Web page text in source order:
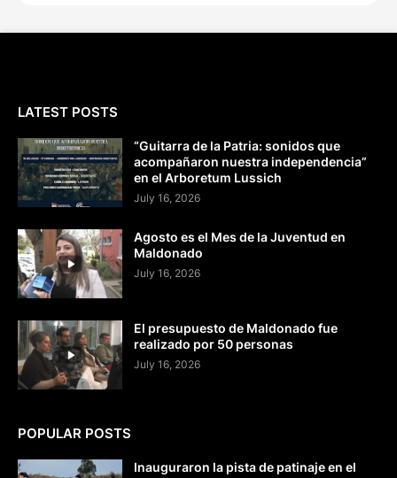
LATEST POSTS
“Guitarra de la Patria: sonidos que
acompañaron nuestra independencia”
en el Arboretum Lussich
July 16, 2026
Agosto es el Mes de la Juventud en
Maldonado
July 16, 2026
El presupuesto de Maldonado fue
realizado por 50 personas
July 16, 2026
POPULAR POSTS
Inauguraron la pista de patinaje en el